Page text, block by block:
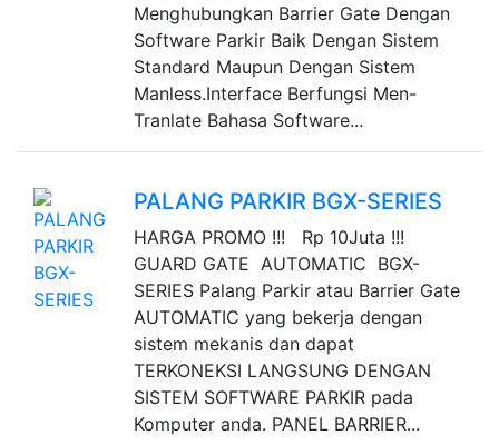
Menghubungkan Barrier Gate Dengan
Software Parkir Baik Dengan Sistem
Standard Maupun Dengan Sistem
Manless.Interface Berfungsi Men-
Tranlate Bahasa Software...
PALANG PARKIR BGX-SERIES
HARGA PROMO !!! Rp 10Juta !!!
GUARD GATE AUTOMATIC BGX-
SERIES Palang Parkir atau Barrier Gate
AUTOMATIC yang bekerja dengan
sistem mekanis dan dapat
TERKONEKSI LANGSUNG DENGAN
SISTEM SOFTWARE PARKIR pada
Komputer anda. PANEL BARRIER...